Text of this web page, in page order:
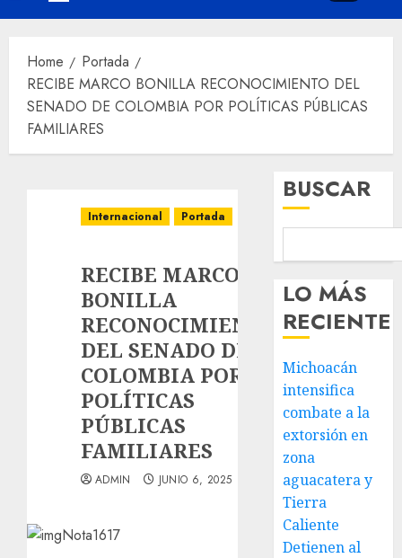
Home
Portada
RECIBE MARCO BONILLA RECONOCIMIENTO DEL
SENADO DE COLOMBIA POR POLÍTICAS PÚBLICAS
FAMILIARES
Internacional Portada
RECIBE MARCO
BONILLA
RECONOCIMIENTO
DEL SENADO DE
COLOMBIA POR
POLÍTICAS
PÚBLICAS
FAMILIARES
ADMIN JUNIO 6, 2025
BUSCAR
LO MÁS
RECIENTE
Michoacán
intensifica
combate a la
extorsión en
zona
aguacatera y
Tierra
Caliente
Detienen al